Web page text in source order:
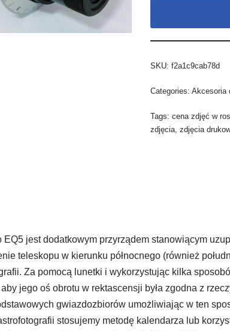
SKU:f2a1c9cab78d
Categories:Akcesoria
Tags:cena zdjęć w
zdjęcia,zdjęcia
EQ5 jest dodatkowym przyrządem stanowiącym
teleskopu w kierunku północnego (również
Za pomocą lunetki i wykorzystując kilka
jego oś obrotu w rektascensji była zgodna z
gwiazdozbiorów umożliwiając w ten
stosujemy metodę kalendarza lub